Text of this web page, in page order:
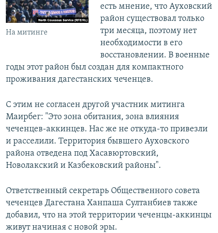
На митинге
есть мнение, что Ауховский
район существовал только
три месяца, поэтому нет
необходимости в его
восстановлении. В военные
годы этот район был создан для компактного
проживания дагестанских чеченцев.
С этим не согласен другой участник митинга
Маирбег: "Это зона обитания, зона влияния
чеченцев-аккинцев. Нас же не откуда-то привезли
и расселили. Территория бывшего Ауховского
района отведена под Хасавюртовский,
Новолакский и Казбековский районы".
Ответственный секретарь Общественного совета
чеченцев Дагестана Ханпаша Султанбиев также
добавил, что на этой территории чеченцы-аккинцы
живут начиная с новой эры.